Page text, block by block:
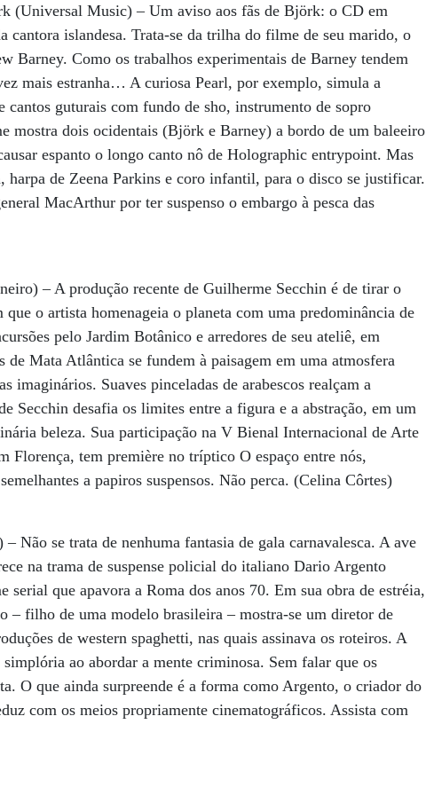
(Universal Music) – Um aviso aos fãs de Björk: o CD em
cantora islandesa. Trata-se da trilha do filme de seu marido, o
Barney. Como os trabalhos experimentais de Barney tendem
mais estranha… A curiosa Pearl, por exemplo, simula a
cantos guturais com fundo de sho, instrumento de sopro
mostra dois ocidentais (Björk e Barney) a bordo de um baleeiro
espanto o longo canto nô de Holographic entrypoint. Mas
de Zeena Parkins e coro infantil, para o disco se justificar.
MacArthur por ter suspenso o embargo à pesca das
– A produção recente de Guilherme Secchin é de tirar o
o artista homenageia o planeta com uma predominância de
pelo Jardim Botânico e arredores de seu ateliê, em
Mata Atlântica se fundem à paisagem em uma atmosfera
imaginários. Suaves pinceladas de arabescos realçam a
Secchin desafia os limites entre a figura e a abstração, em um
beleza. Sua participação na V Bienal Internacional de Arte
Florença, tem première no tríptico O espaço entre nós,
a papiros suspensos. Não perca. (Celina Côrtes)
Não se trata de nenhuma fantasia de gala carnavalesca. A ave
na trama de suspense policial do italiano Dario Argento
serial que apavora a Roma dos anos 70. Em sua obra de estréia,
– filho de uma modelo brasileira – mostra-se um diretor de
de western spaghetti, nas quais assinava os roteiros. A
ao abordar a mente criminosa. Sem falar que os
O que ainda surpreende é a forma como Argento, o criador do
com os meios propriamente cinematográficos. Assista com